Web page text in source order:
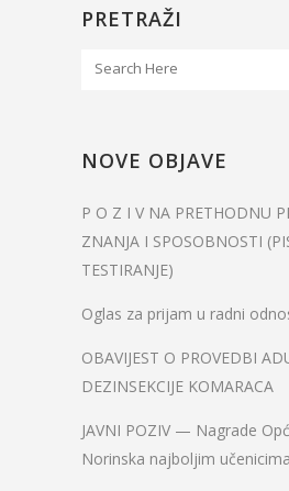
PRETRAŽI
NOVE OBJAVE
P O Z I V NA PRETHODNU
ZNANJA I SPOSOBNOSTI
TESTIRANJE)
Oglas za prijam u radni
OBAVIJEST O PROVEDBI
DEZINSEKCIJE KOMARACA
JAVNI POZIV — Nagrade
Norinska najboljim